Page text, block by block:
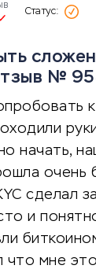
№
начать,
очень
сделал
и
что мне это